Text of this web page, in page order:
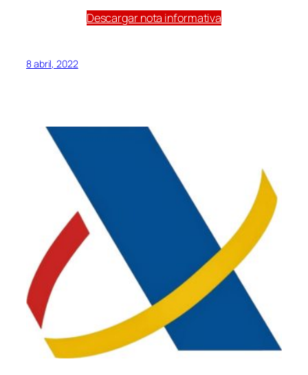
Descargar nota informativa
8 abril, 2022